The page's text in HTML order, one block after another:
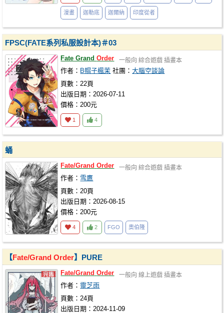
漫畫 迦勒底 迦爾納 印度從者
FPSC(FATE系列私服設計本)＃03
Fate GrandOrder 一般向 綜合遊戲 插畫本
作者： B帽子楓茉 社團：大腦空談論
頁數：22頁
出版日期：2026-07-11
價格：200元
1 4
蛹
Fate/Grand Order 一般向 綜合遊戲 插畫本
作者： 雪鷹
頁數：20頁
出版日期：2026-08-15
價格：200元
4 2 FGO 奧伯隆
【Fate/Grand Order】PURE
Fate/Grand Order 一般向 線上遊戲 插畫本
作者： 靈芝雨
頁數：24頁
出版日期：2024-11-09